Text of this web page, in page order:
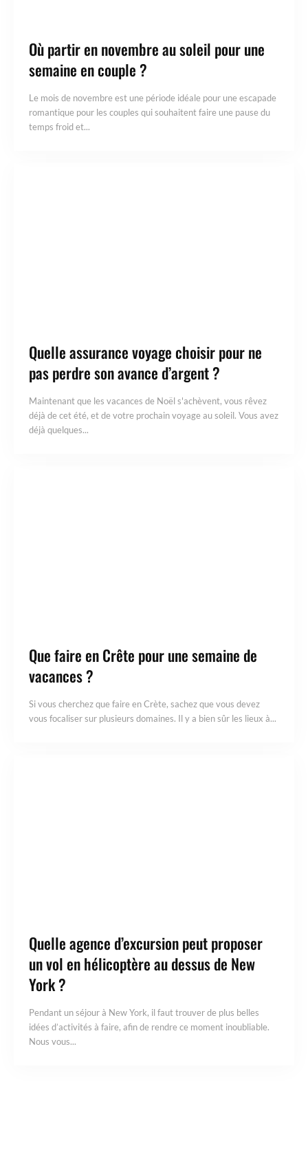
Où partir en novembre au soleil pour une
semaine en couple ?
Le mois de novembre est une période idéale pour une escapade
romantique pour les couples qui souhaitent faire une pause du
temps froid et...
Quelle assurance voyage choisir pour ne
pas perdre son avance d’argent ?
Maintenant que les vacances de Noël s'achèvent, vous rêvez
déjà de cet été, et de votre prochain voyage au soleil. Vous avez
déjà quelques...
Que faire en Crête pour une semaine de
vacances ?
Si vous cherchez que faire en Crète, sachez que vous devez
vous focaliser sur plusieurs domaines. Il y a bien sûr les lieux à...
Quelle agence d’excursion peut proposer
un vol en hélicoptère au dessus de New
York ?
Pendant un séjour à New York, il faut trouver de plus belles
idées d’activités à faire, afin de rendre ce moment inoubliable.
Nous vous...